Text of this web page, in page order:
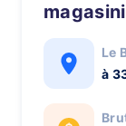
Le
à